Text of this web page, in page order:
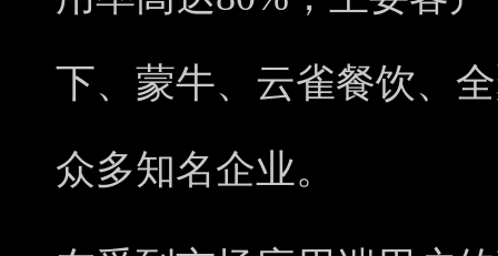
下、蒙牛、云雀餐饮、
众多知名企业。